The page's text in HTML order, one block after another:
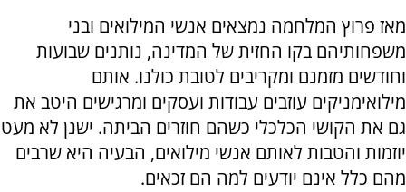
מאז פרוץ המלחמה נמצאים אנשי המילואים ובני
משפחותיהם בקו החזית של המדינה, נותנים שבועות
וחודשים מזמנם ומקריבים לטובת כולנו. אותם
מילואימניקים עוזבים עבודות ועסקים ומרגישים היטב את
גם את הקושי הכלכלי כשהם חוזרים הביתה. ישנן לא מעט
יוזמות והטבות לאותם אנשי מילואים, הבעיה היא שרבים
מהם כלל אינם יודעים למה הם זכאים.